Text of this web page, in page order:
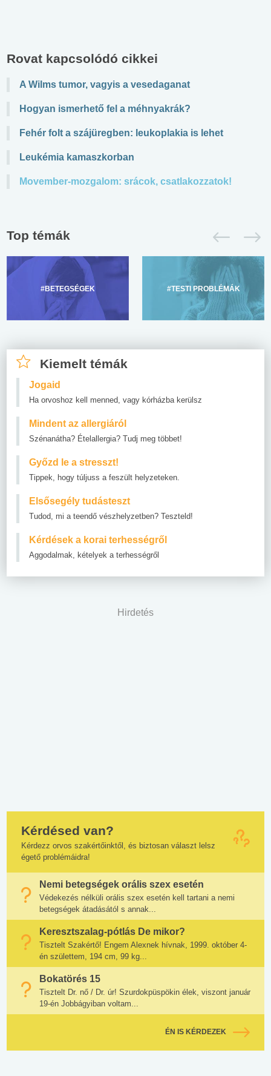
Rovat kapcsolódó cikkei
A Wilms tumor, vagyis a vesedaganat
Hogyan ismerhető fel a méhnyakrák?
Fehér folt a szájüregben: leukoplakia is lehet
Leukémia kamaszkorban
Movember-mozgalom: srácok, csatlakozzatok!
Top témák
#BETEGSÉGEK #TESTI PROBLÉMÁK
Kiemelt témák
Jogaid
Ha orvoshoz kell menned, vagy kórházba kerülsz
Mindent az allergiáról
Szénanátha? Ételallergia? Tudj meg többet!
Győzd le a stresszt!
Tippek, hogy túljuss a feszült helyzeteken.
Elsősegély tudásteszt
Tudod, mi a teendő vészhelyzetben? Teszteld!
Kérdések a korai terhességről
Aggodalmak, kételyek a terhességről
Hirdetés
Kérdésed van?
Kérdezz orvos szakértőinktől, és biztosan választ lelsz
égető problémáidra!
Nemi betegségek orális szex esetén
Védekezés nélküli orális szex esetén kell tartani a nemi
betegségek átadásától s annak...
Keresztszalag-pótlás De mikor?
Tisztelt Szakértő! Engem Alexnek hívnak, 1999. október 4-
én születtem, 194 cm, 99 kg...
Bokatörés 15
Tisztelt Dr. nő / Dr. úr! Szurdokpüspökin élek, viszont január
19-én Jobbágyiban voltam...
ÉN IS KÉRDEZEK